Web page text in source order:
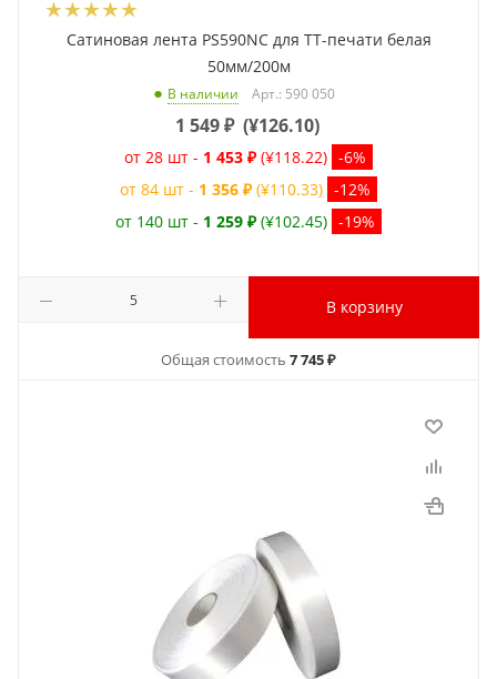
Сатиновая лента PS590NC для ТТ-печати белая
50мм/200м
В наличии Арт.: 590 050
1 549₽ (¥126.10)
от 28 шт - 1 453 ₽ (¥118.22) -6%
от 84 шт - 1 356 ₽ (¥110.33) -12%
от 140 шт - 1 259 ₽ (¥102.45) -19%
В корзину
Общая стоимость 7 745 ₽